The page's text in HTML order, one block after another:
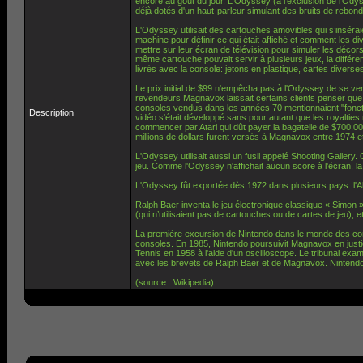
Description
déjà dotés d'un haut-parleur simulant des bruits de
L'Odyssey utilisait des cartouches amovibles qui
machine pour définir ce qui était affiché et comment les
mettre sur leur écran de télévision pour simuler les
même cartouche pouvait servir à plusieurs jeux, la
livrés avec la console: jetons en plastique, cartes
Le prix initial de $99 n'empêcha pas à l'Odyssey de se
revendeurs Magnavox laissait certains clients penser
consoles vendus dans les années 70 mentionnaient
vidéo s'était développé sans pour autant que les
commencer par Atari qui dût payer la bagatelle de
millions de dollars furent versés à Magnavox entre 1974
L'Odyssey utilisait aussi un fusil appelé Shooting
jeu. Comme l'Odyssey n'affichait aucun score à l'écran,
L'Odyssey fût exportée dès 1972 dans plusieurs pays:
Ralph Baer inventa le jeu électronique classique «
(qui n’utilisaient pas de cartouches ou de cartes de jeu),
La première excursion de Nintendo dans le monde des
consoles. En 1985, Nintendo poursuivit Magnavox en
Tennis en 1958 à l'aide d'un oscilloscope. Le tribunal
avec les brevets de Ralph Baer et de Magnavox.
(source : Wikipedia)